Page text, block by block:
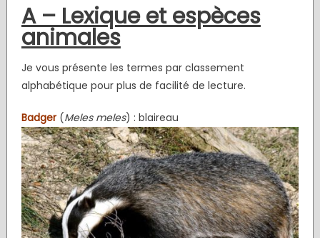
A – Lexique et espèces
animales
Je vous présente les termes par classement
alphabétique pour plus de facilité de lecture.
Badger (Meles meles) : blaireau